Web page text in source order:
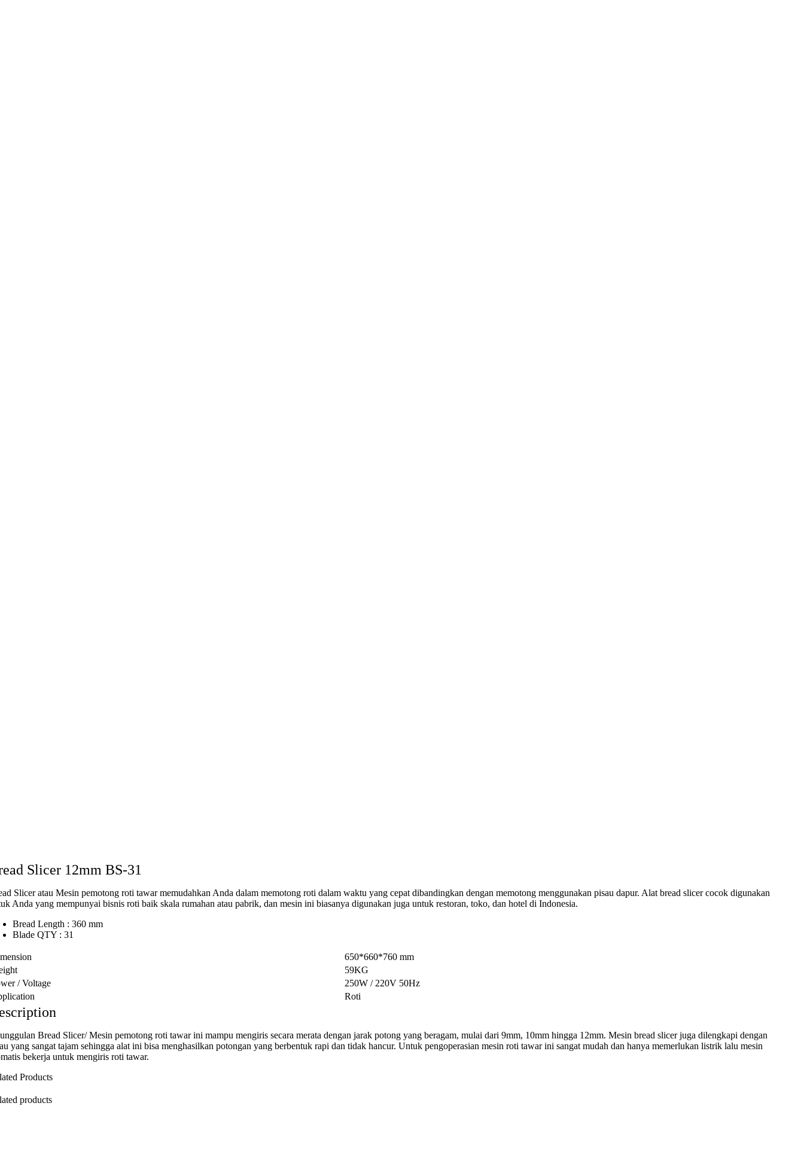
Slicer 12mm BS-31
Slicer atau Mesin pemotong roti tawar memudahkan Anda dalam memotong roti dalam waktu yang cepat dibandingkan dengan memotong menggunakan pisau dapur. Alat bread slicer cocok digunakan
Anda yang mempunyai bisnis roti baik skala rumahan atau pabrik, dan mesin ini biasanya digunakan juga untuk restoran, toko, dan hotel di Indonesia.
Bread Length : 360 mm
Blade QTY : 31
650*660*760 mm
59KG
/ Voltage
250W / 220V 50Hz
Roti
Bread Slicer/ Mesin pemotong roti tawar ini mampu mengiris secara merata dengan jarak potong yang beragam, mulai dari 9mm, 10mm hingga 12mm. Mesin bread slicer juga dilengkapi dengan
yang sangat tajam sehingga alat ini bisa menghasilkan potongan yang berbentuk rapi dan tidak hancur. Untuk pengoperasian mesin roti tawar ini sangat mudah dan hanya memerlukan listrik lalu mesin
bekerja untuk mengiris roti tawar.
Products
products